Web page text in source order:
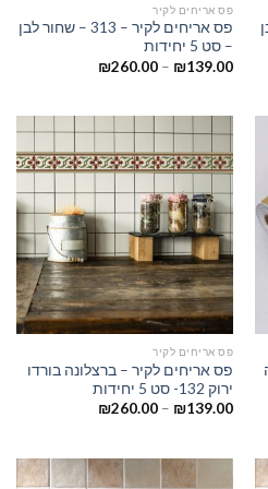
פס אריחים לקיר
פס אריחים לקיר – 313 – שחור לבן
– סט 5 יחידות
₪139.00
–
₪260.00
פס אריחים לקיר
פס אריחים לקיר – ברצלונה בורדו
ירוק 132- סט 5 יחידות
₪139.00
–
₪260.00